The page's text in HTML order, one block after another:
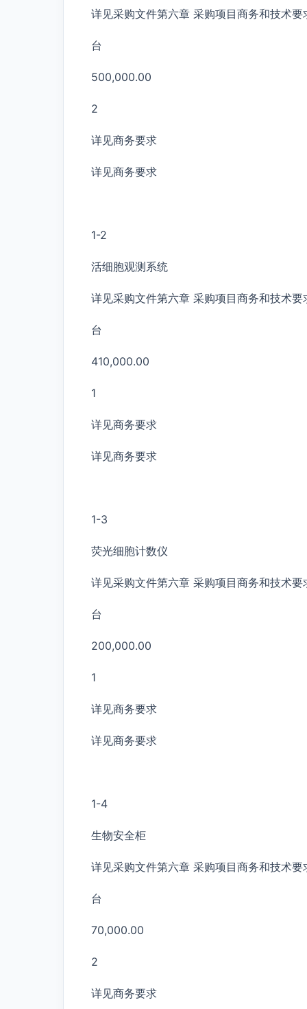
详见采购文件第六章 采购项目商务和技术要
台
500,000.00
2
详见商务要求
详见商务要求
1-2
活细胞观测系统
详见采购文件第六章 采购项目商务和技术要
台
410,000.00
1
详见商务要求
详见商务要求
1-3
荧光细胞计数仪
详见采购文件第六章 采购项目商务和技术要
台
200,000.00
1
详见商务要求
详见商务要求
1-4
生物安全柜
详见采购文件第六章 采购项目商务和技术要
台
70,000.00
2
详见商务要求